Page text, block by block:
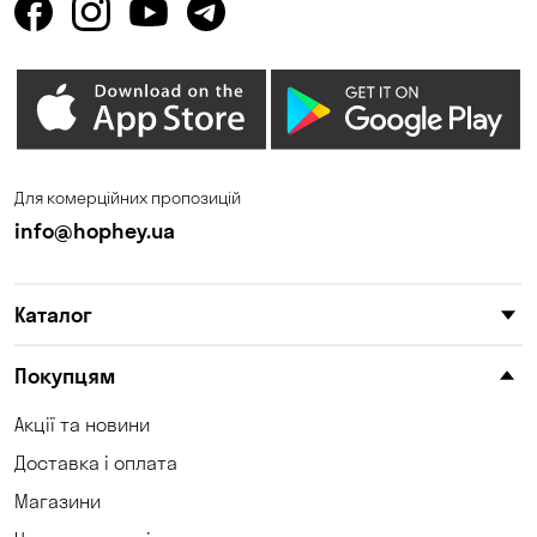
Олександрівка
Борщагівка
Погреби
Пухівка Піщанка
Самар
Сонячне
Для комерційних пропозицій
info@hophey.ua
Каталог
Покупцям
Акції та новини
Доставка і оплата
Магазини